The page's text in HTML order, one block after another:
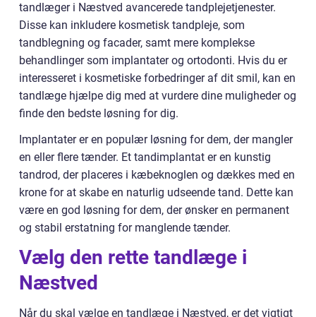
tandlæger i Næstved avancerede tandplejetjenester.
Disse kan inkludere kosmetisk tandpleje, som
tandblegning og facader, samt mere komplekse
behandlinger som implantater og ortodonti. Hvis du er
interesseret i kosmetiske forbedringer af dit smil, kan en
tandlæge hjælpe dig med at vurdere dine muligheder og
finde den bedste løsning for dig.
Implantater er en populær løsning for dem, der mangler
en eller flere tænder. Et tandimplantat er en kunstig
tandrod, der placeres i kæbeknoglen og dækkes med en
krone for at skabe en naturlig udseende tand. Dette kan
være en god løsning for dem, der ønsker en permanent
og stabil erstatning for manglende tænder.
Vælg den rette tandlæge i
Næstved
Når du skal vælge en tandlæge i Næstved, er det vigtigt